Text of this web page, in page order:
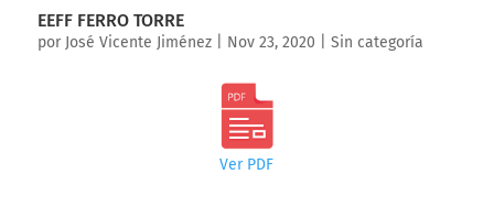
EEFF FERRO TORRE
por José Vicente Jiménez| Nov 23, 2020 Sin categoría
Ver PDF